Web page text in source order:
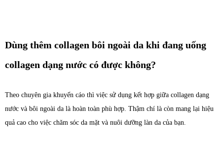
Dùng thêm collagen bôi ngoài da khi đang uống
collagen dạng nước có được không?
Theo chuyên gia khuyến cáo thì việc sử dụng kết hợp giữa collagen dạng
nước và bôi ngoài da là hoàn toàn phù hợp. Thậm chí là còn mang lại hiệu
quả cao cho việc chăm sóc da mặt và nuôi dưỡng làn da của bạn.